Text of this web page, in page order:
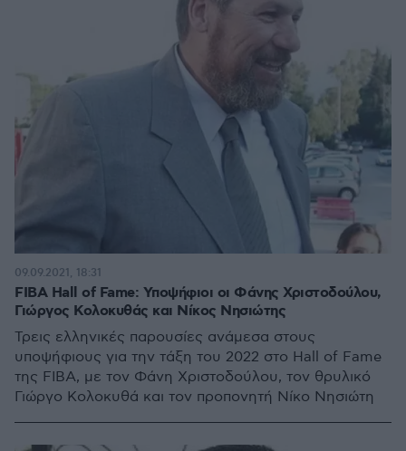
FIBA Hall of Fame: Υποψήφιοι οι Φάνης Χριστοδούλου,
Γιώργος Κολοκυθάς και Νίκος Νησιώτης
Τρεις ελληνικές παρουσίες ανάμεσα στους
υποψήφιους για την τάξη του 2022 στο Hall of Fame
της FIBA, με τον Φάνη Χριστοδούλου, τον θρυλικό
Γιώργο Κολοκυθά και τον προπονητή Νίκο Νησιώτη
09.09.2021, 18:31